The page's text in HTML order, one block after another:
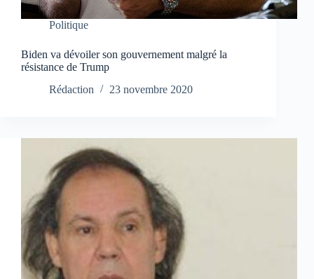
Politique
Biden va dévoiler son gouvernement malgré la
résistance de Trump
Rédaction
23 novembre 2020